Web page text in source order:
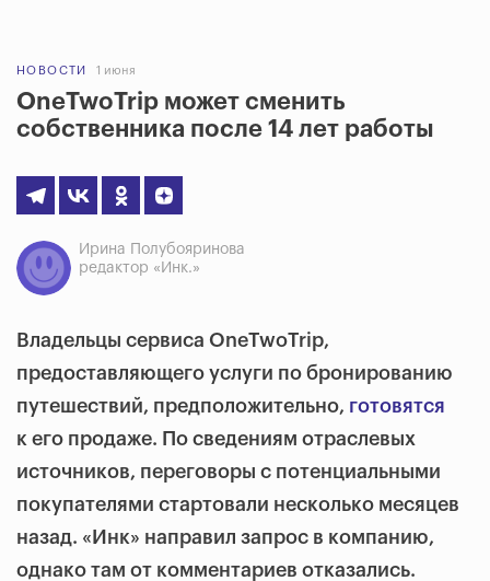
НОВОСТИ 1 июня
OneTwoTrip может сменить
собственника после 14 лет работы
Ирина Полубояринова
редактор «Инк.»
Владельцы сервиса OneTwoTrip,
предоставляющего услуги по бронированию
путешествий, предположительно, готовятся
к его продаже. По сведениям отраслевых
источников, переговоры с потенциальными
покупателями стартовали несколько месяцев
назад. «Инк» направил запрос в компанию,
однако там от комментариев отказались.